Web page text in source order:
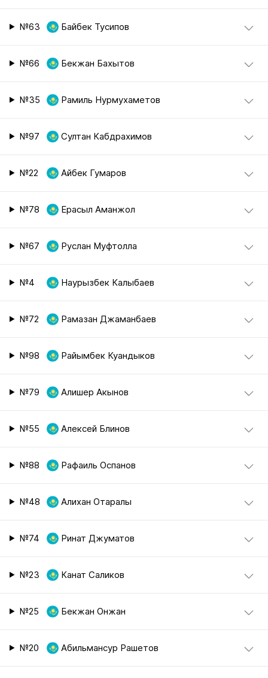
№63 Байбек Тусипов
№66 Бекжан Бахытов
№35 Рамиль Нурмухаметов
№97 Султан Кабдрахимов
№22 Айбек Гумаров
№78 Ерасыл Аманжол
№67 Руслан Муфтолла
№4 Наурызбек Калыбаев
№72 Рамазан Джаманбаев
№98 Райымбек Куандыков
№79 Алишер Акынов
№55 Алексей Блинов
№88 Рафаиль Оспанов
№48 Алихан Отаралы
№74 Ринат Джуматов
№23 Канат Саликов
№25 Бекжан Онжан
№20 Абильмансур Рашетов